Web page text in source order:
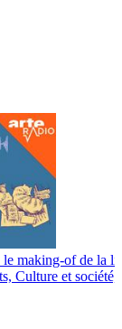
making-of de la
Culture et société,